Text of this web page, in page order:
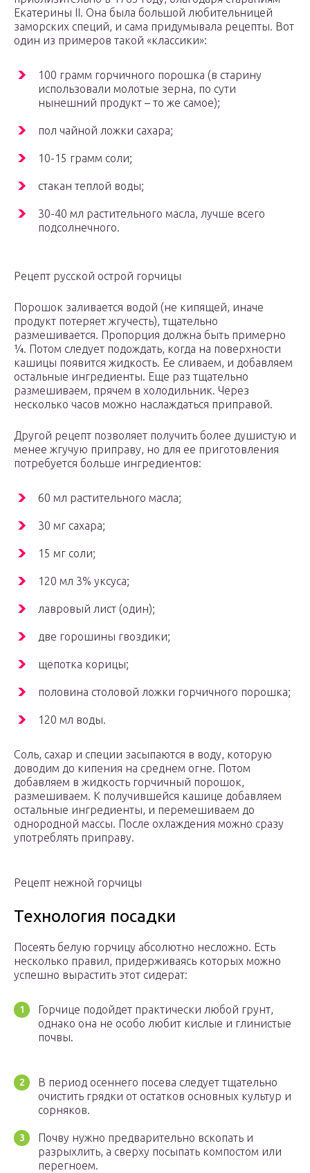
Екатерины II. Она была большой любительницей
заморских специй, и сама придумывала рецепты. Вот
один из примеров такой «классики»:
100 грамм горчичного порошка (в старину
использовали молотые зерна, по сути
нынешний продукт – то же самое);
пол чайной ложки сахара;
10-15 грамм соли;
стакан теплой воды;
30-40 мл растительного масла, лучше всего
подсолнечного.
Рецепт русской острой горчицы
Порошок заливается водой (не кипящей, иначе
продукт потеряет жгучесть), тщательно
размешивается. Пропорция должна быть примерно
¼. Потом следует подождать, когда на поверхности
кашицы появится жидкость. Ее сливаем, и добавляем
остальные ингредиенты. Еще раз тщательно
размешиваем, прячем в холодильник. Через
несколько часов можно наслаждаться приправой.
Другой рецепт позволяет получить более душистую и
менее жгучую приправу, но для ее приготовления
потребуется больше ингредиентов:
60 мл растительного масла;
30 мг сахара;
15 мг соли;
120 мл 3% уксуса;
лавровый лист (один);
две горошины гвоздики;
щепотка корицы;
половина столовой ложки горчичного порошка;
120 мл воды.
Соль, сахар и специи засыпаются в воду, которую
доводим до кипения на среднем огне. Потом
добавляем в жидкость горчичный порошок,
размешиваем. К получившейся кашице добавляем
остальные ингредиенты, и перемешиваем до
однородной массы. После охлаждения можно сразу
употреблять приправу.
Рецепт нежной горчицы
Технология посадки
Посеять белую горчицу абсолютно несложно. Есть
несколько правил, придерживаясь которых можно
успешно вырастить этот сидерат:
Горчице подойдет практически любой грунт,
однако она не особо любит кислые и глинистые
почвы.
В период осеннего посева следует тщательно
очистить грядки от остатков основных культур и
сорняков.
Почву нужно предварительно вскопать и
разрыхлить, а сверху посыпать компостом или
перегноем.